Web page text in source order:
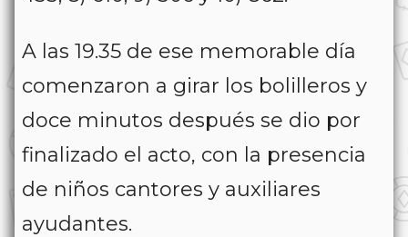
A las 19.35 de ese memorable día
comenzaron a girar los bolilleros y
doce minutos después se dio por
finalizado el acto, con la presencia
de niños cantores y auxiliares
ayudantes.